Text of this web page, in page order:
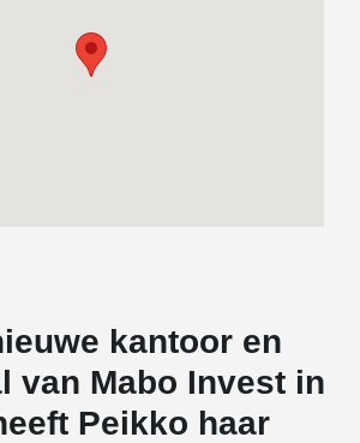
kantoor en
van Mabo Invest in
Peikko haar